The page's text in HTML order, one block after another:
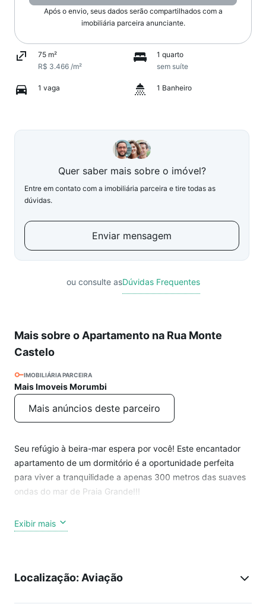
Após o envio, seus dados serão compartilhados com a
imobiliária parceira anunciante.
75 m²
R$ 3.466 /m²
1 quarto
sem suíte
1 vaga 1 Banheiro
Quer saber mais sobre o imóvel?
Entre em contato com a imobiliária parceira e tire todas as
dúvidas.
Enviar mensagem
ou consulte asDúvidas Frequentes
Mais sobre o Apartamento na Rua Monte
Castelo
IMOBILIÁRIA PARCEIRA
Mais Imoveis Morumbi
Mais anúncios deste parceiro
Seu refúgio à beira-mar espera por você! Este encantador
apartamento de um dormitório é a oportunidade perfeita
para viver a tranquilidade a apenas 300 metros das suaves
ondas do mar de Praia Grande!!!
Características do Imóvel:
Duas Sacadas: Desfrute de vistas panorâmicas e brisas do
Exibir mais
Localização: Aviação